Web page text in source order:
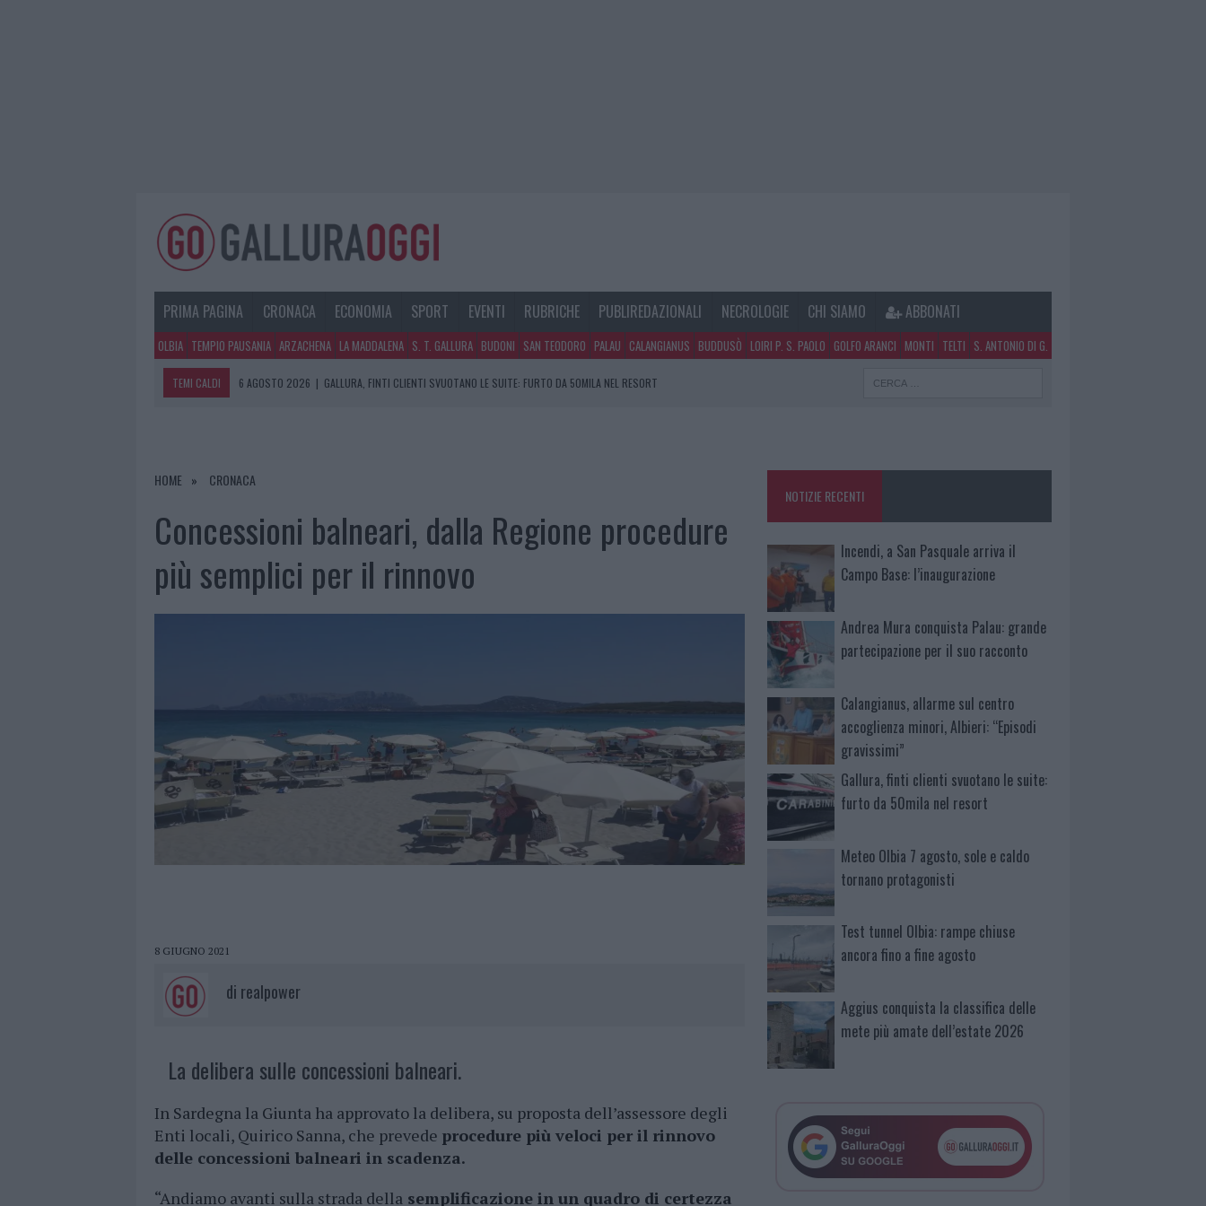
PRIMA PAGINA CRONACA ECONOMIA SPORT EVENTI RUBRICHE PUBLIREDAZIONALI NECROLOGIE CHI SIAMO ABBONATI
OLBIA TEMPIO PAUSANIA ARZACHENA LA MADDALENA S. T. GALLURA BUDONI SAN TEODORO PALAU CALANGIANUS BUDDUSÒ LOIRI P. S. PAOLO GOLFO ARANCI MONTI TELTI S. ANTONIO DI G.
TEMI CALDI 6 AGOSTO 2026 | GALLURA, FINTI CLIENTI SVUOTANO LE SUITE: FURTO DA 50MILA NEL RESORT
6 AGOSTO 2026
|
HOME CRONACA
Concessioni balneari, dalla Regione procedure
più semplici per il rinnovo
8 GIUGNO 2021
di realpower
La delibera sulle concessioni balneari.
In Sardegna la Giunta ha approvato la delibera, su proposta dell’assessore degli
Enti locali, Quirico Sanna, che prevede procedure più veloci per il rinnovo
delle concessioni balneari in scadenza.
“Andiamo avanti sulla strada della semplificazione in un quadro di certezza
NOTIZIE RECENTI
Incendi, a San Pasquale arriva il
Campo Base: l’inaugurazione
Andrea Mura conquista Palau: grande
partecipazione per il suo racconto
Calangianus, allarme sul centro
accoglienza minori, Albieri: “Episodi
gravissimi”
Gallura, finti clienti svuotano le suite:
furto da 50mila nel resort
Meteo Olbia 7 agosto, sole e caldo
tornano protagonisti
Test tunnel Olbia: rampe chiuse
ancora fino a fine agosto
Aggius conquista la classifica delle
mete più amate dell’estate 2026